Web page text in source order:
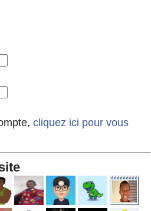
cliquez ici pour vous